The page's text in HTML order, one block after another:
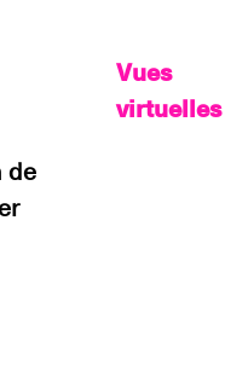
de
Vues
virtuelles